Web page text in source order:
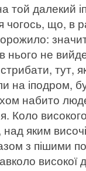
той далекий
чогось, що, в
нього не
тут,
на іподром,
набито
Коло
яким
з пішими